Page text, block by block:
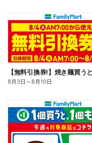
8月3日 ～8月10日